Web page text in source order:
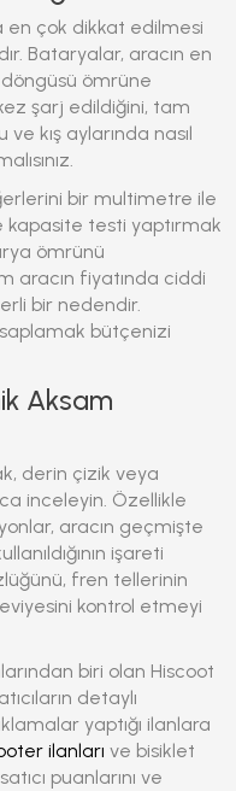
en çok dikkat edilmesi
Bataryalar, aracın en
ömrüne
şarj edildiğini, tam
kış aylarında nasıl
bir multimetre ile
testi yaptırmak
ömrünü
aracın fiyatında ciddi
bir nedendir.
bütçenizi
Aksam
derin çizik veya
inceleyin. Özellikle
aracın geçmişte
işareti
fren tellerinin
kontrol etmeyi
biri olan Hiscoot
detaylı
yaptığı ilanlara
ilanları ve bisiklet
puanlarını ve